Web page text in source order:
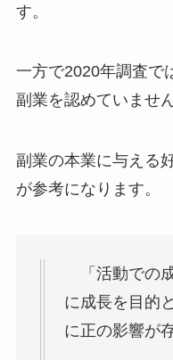
す。
一方で2020年調査で
副業を認めていません
副業の本業に与える
が参考になります。
「活動での
に成長を目的
に正の影響が